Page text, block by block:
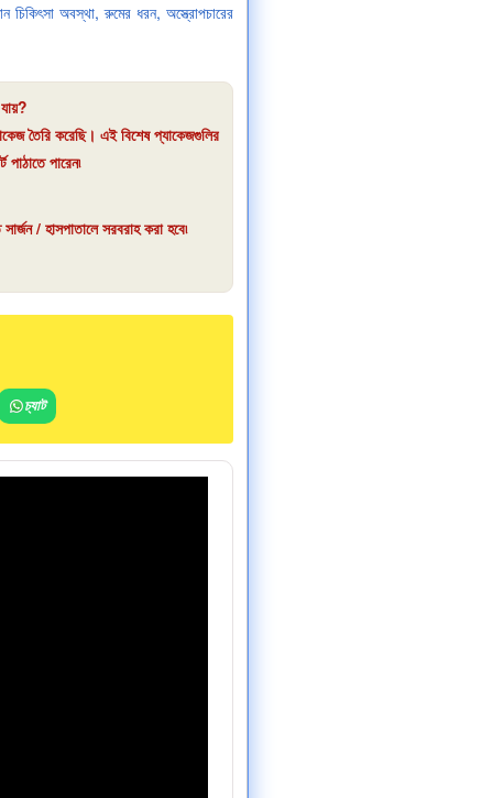
চিকিৎসা অবস্থা, রুমের ধরন, অস্ত্রোপচারের
তৈরি করেছি। এই বিশেষ প্যাকেজগুলির
পারেন৷
/ হাসপাতালে সরবরাহ করা হবে৷
চ্যাট